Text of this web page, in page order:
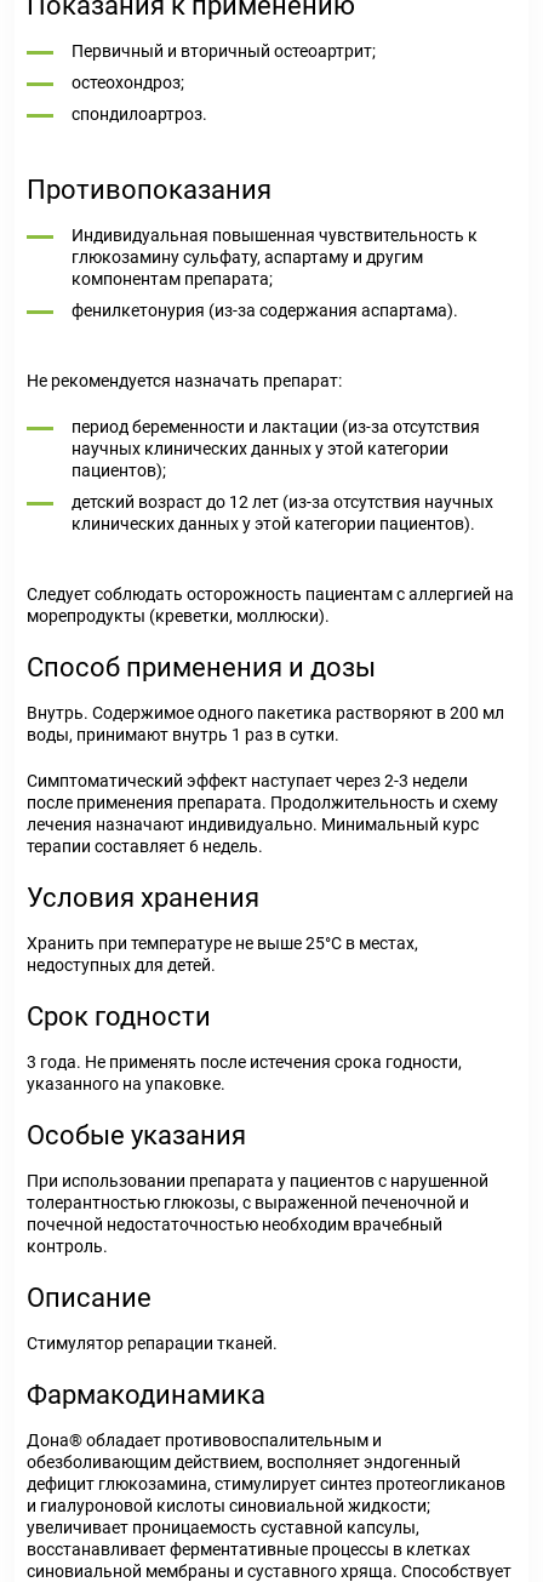
Первичный и вторичный остеоартрит;
остеохондроз;
спондилоартроз.
Противопоказания
Индивидуальная повышенная чувствительность к
глюкозамину сульфату, аспартаму и другим
компонентам препарата;
фенилкетонурия (из-за содержания аспартама).
Не рекомендуется назначать препарат:
период беременности и лактации (из-за отсутствия
научных клинических данных у этой категории
пациентов);
детский возраст до 12 лет (из-за отсутствия научных
клинических данных у этой категории пациентов).
Следует соблюдать осторожность пациентам с аллергией на
морепродукты (креветки, моллюски).
Способ применения и дозы
Внутрь. Содержимое одного пакетика растворяют в 200 мл
воды, принимают внутрь 1 раз в сутки.
Симптоматический эффект наступает через 2-3 недели
после применения препарата. Продолжительность и схему
лечения назначают индивидуально. Минимальный курс
терапии составляет 6 недель.
Условия хранения
Хранить при температуре не выше 25°С в местах,
недоступных для детей.
Срок годности
3 года. Не применять после истечения срока годности,
указанного на упаковке.
Особые указания
При использовании препарата у пациентов с нарушенной
толерантностью глюкозы, с выраженной печеночной и
почечной недостаточностью необходим врачебный
контроль.
Описание
Стимулятор репарации тканей.
Фармакодинамика
Дона® обладает противовоспалительным и
обезболивающим действием, восполняет эндогенный
дефицит глюкозамина, стимулирует синтез протеогликанов
и гиалуроновой кислоты синовиальной жидкости;
увеличивает проницаемость суставной капсулы,
восстанавливает ферментативные процессы в клетках
синовиальной мембраны и суставного хряща. Способствует